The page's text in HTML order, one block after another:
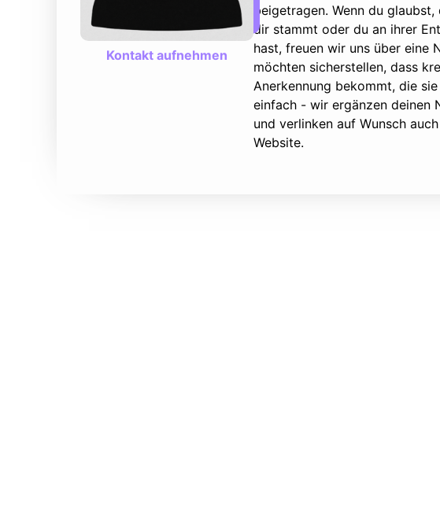
Kontakt aufnehmen
beigetragen. Wenn du
dir stammt oder du an ihrer
hast, freuen wir uns über eine
möchten sicherstellen, dass
Anerkennung bekommt, die
einfach - wir ergänzen deinen
und verlinken auf Wunsch
Website.